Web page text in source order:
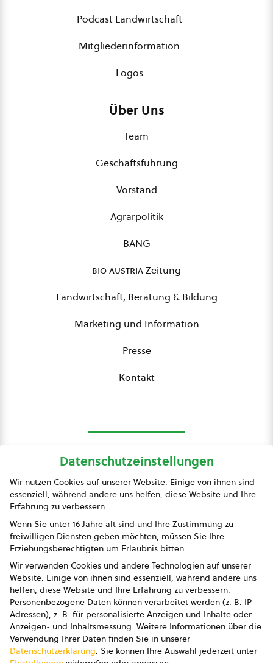
Podcast Landwirtschaft
Mitgliederinformation
Logos
Über Uns
Team
Geschäftsführung
Vorstand
Agrarpolitik
BANG
bio austriaZeitung
Landwirtschaft, Beratung & Bildung
Marketing und Information
Presse
Kontakt
Presse
Impressum
Datenschutz
AGB
AGB Marketing GmbH
AGB Bildung
Newsletter
Datenschutzeinstellungen
Wir nutzen Cookies auf unserer Website. Einige von ihnen sind
essenziell, während andere uns helfen, diese Website und Ihre
Erfahrung zu verbessern.
Wenn Sie unter 16 Jahre alt sind und Ihre Zustimmung zu
freiwilligen Diensten geben möchten, müssen Sie Ihre
Erziehungsberechtigten um Erlaubnis bitten.
Wir verwenden Cookies und andere Technologien auf unserer
Website. Einige von ihnen sind essenziell, während andere uns
helfen, diese Website und Ihre Erfahrung zu verbessern.
Personenbezogene Daten können verarbeitet werden (z. B. IP-
Adressen), z. B. für personalisierte Anzeigen und Inhalte oder
Anzeigen- und Inhaltsmessung. Weitere Informationen über die
Verwendung Ihrer Daten finden Sie in unserer
Datenschutzerklärung. Sie können Ihre Auswahl jederzeit unter